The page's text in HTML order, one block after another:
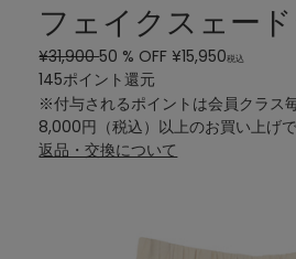
フェイクスェー
¥31,90050 % OFF ¥15,950税込
145ポイント還元
※付与されるポイントは会員クラス
8,000円（税込）以上のお買い上げ
返品・交換について